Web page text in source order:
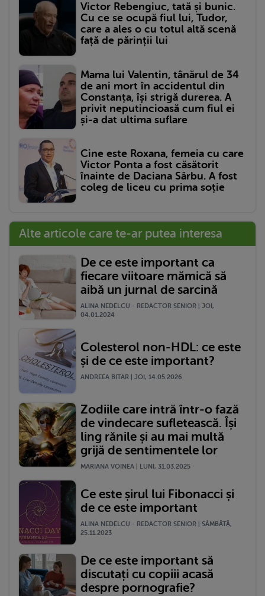
Victor Rebengiuc, tată și bunic.
Cu ce se ocupă fiul lui, Tudor,
care a ales o cu totul altă scenă
față de părinții lui
Mama lui Valentin, tânărul de 34
de ani mort în accidentul din
Constanța, își strigă durerea. A
privit neputincioasă cum fiul ei
și-a dat ultima suflare
Cine este Roxana, femeia cu care
Victor Ponta a fost căsătorit
înainte de Daciana Sârbu. A fost
coleg de liceu cu prima soție
Alte articole care te-ar putea interesa
De ce este important ca
fiecare viitoare mămică să
aibă un jurnal de sarcină
ALINA NEDELCU - REDACTOR SENIOR | JOI,
04.01.2024
Colesterol non-HDL: ce este
și de ce este important?
ANDREEA BITAR | JOI, 14.05.2026
Zodiile care intră într-o fază
de vindecare sufletească. Își
ling rănile și au mai multă
grijă de sentimentele lor
MARIANA VOINEA | LUNI, 31.03.2025
Ce este șirul lui Fibonacci și
de ce este important
ALINA NEDELCU - REDACTOR SENIOR | SÂMBĂTĂ,
25.11.2023
De ce este important să
discutați cu copiii acasă
despre pornografie?